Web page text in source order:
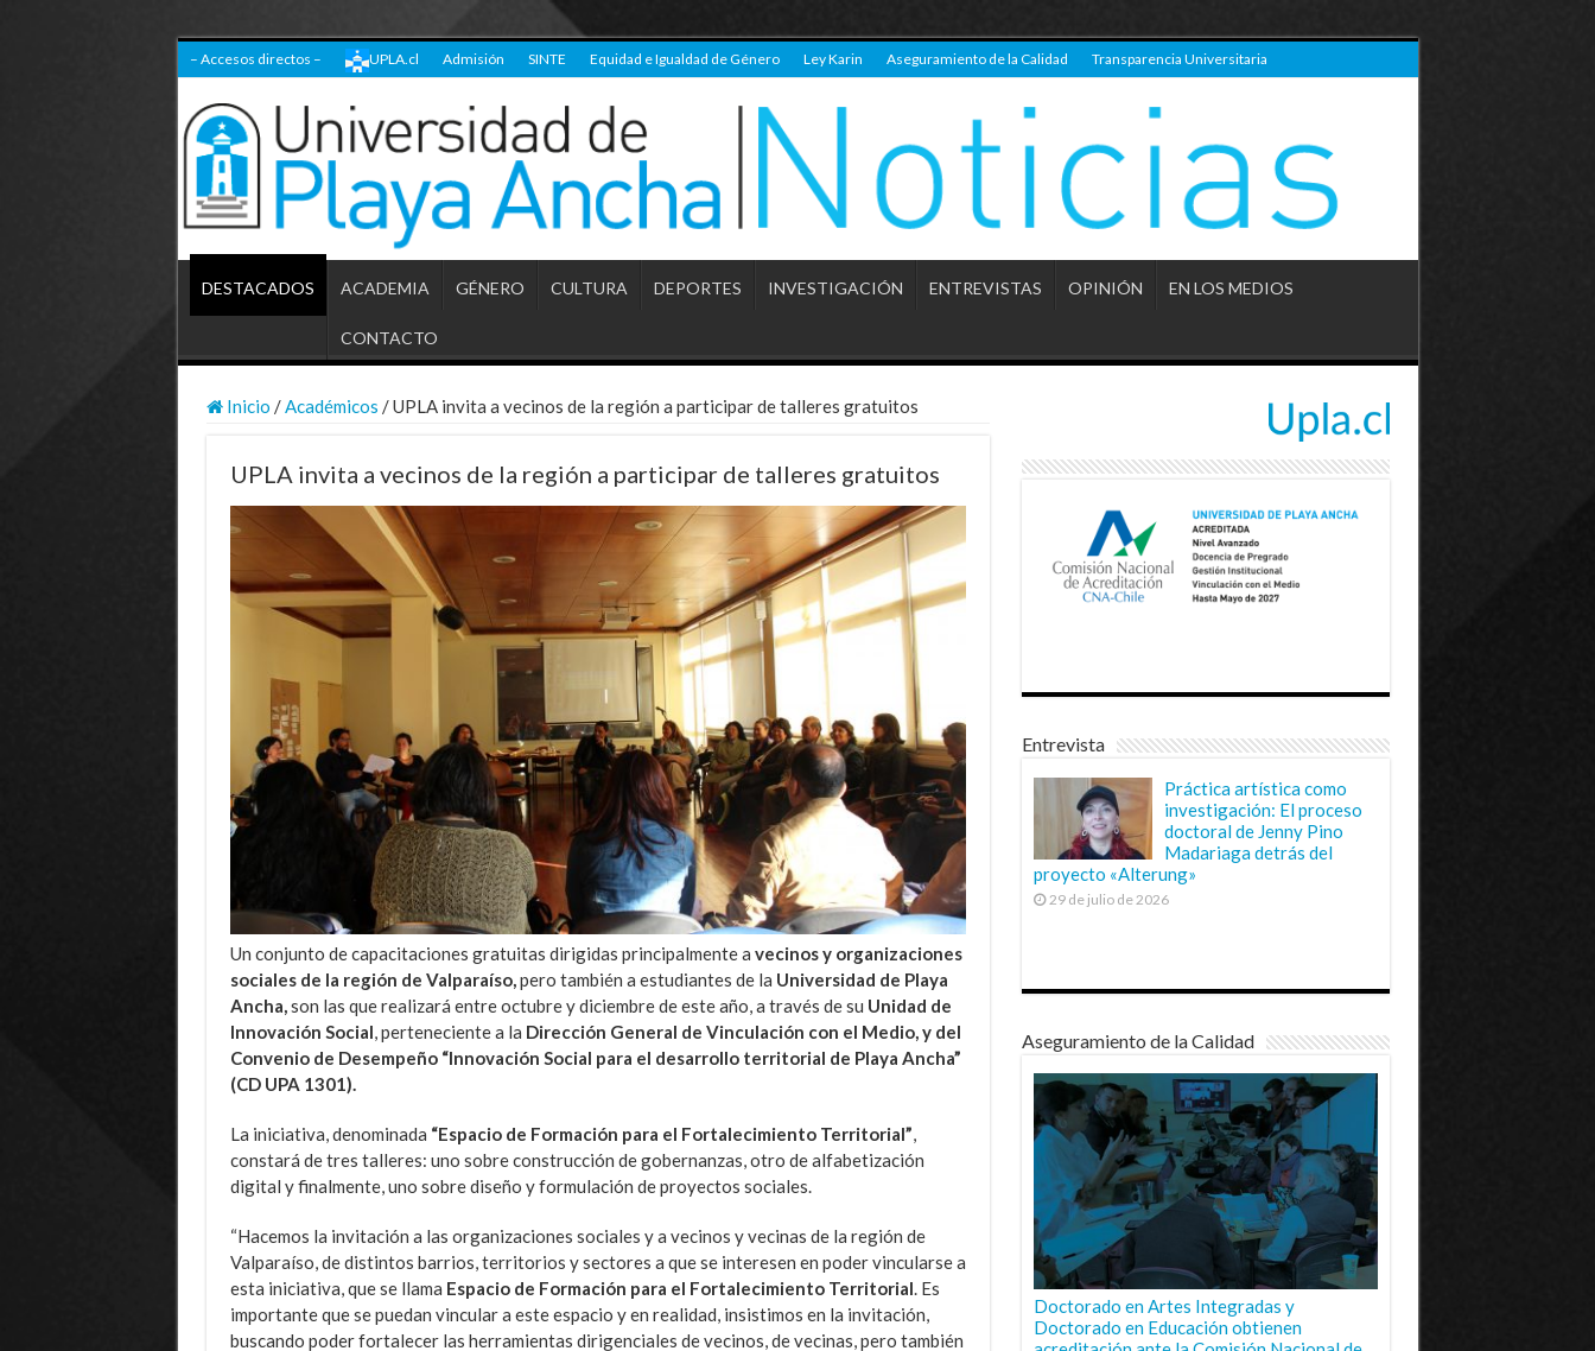
– Accesos directos – UPLA.cl Admisión SINTE Equidad e Igualdad de Género Ley Karin Aseguramiento de la Calidad Transparencia Universitaria
DESTACADOS ACADEMIA GÉNERO CULTURA DEPORTES INVESTIGACIÓN ENTREVISTAS OPINIÓN EN LOS MEDIOS
CONTACTO
Inicio / Académicos /UPLA invita a vecinos de la región a participar de talleres gratuitos
UPLA invita a vecinos de la región a participar de talleres gratuitos
Un conjunto de capacitaciones gratuitas dirigidas principalmente a vecinos y organizaciones
sociales de la región de Valparaíso,pero también a estudiantes de la Universidad de Playa
Ancha,son las que realizará entre octubre y diciembre de este año, a través de su Unidad de
Innovación Social, perteneciente a la Dirección General de Vinculación con el Medio, y del
Convenio de Desempeño “Innovación Social para el desarrollo territorial de Playa Ancha”
(CD UPA 1301).
La iniciativa, denominada “Espacio de Formación para el Fortalecimiento Territorial”,
constará de tres talleres: uno sobre construcción de gobernanzas, otro de alfabetización
digital y finalmente, uno sobre diseño y formulación de proyectos sociales.
“Hacemos la invitación a las organizaciones sociales y a vecinos y vecinas de la región de
Valparaíso, de distintos barrios, territorios y sectores a que se interesen en poder vincularse a
esta iniciativa, que se llama Espacio de Formación para el Fortalecimiento Territorial. Es
importante que se puedan vincular a este espacio y en realidad, insistimos en la invitación,
buscando poder fortalecer las herramientas dirigenciales de vecinos, de vecinas, pero también
Entrevista
Práctica artística como
investigación: El proceso
doctoral de Jenny Pino
Madariaga detrás del
proyecto «Alterung»
29 de julio de 2026
Aseguramiento de la Calidad
Doctorado en Artes Integradas y
Doctorado en Educación obtienen